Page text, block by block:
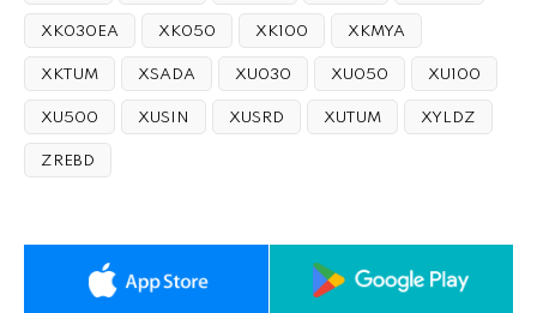
XK030EA XK050 XK100 XKMYA
XKTUM XSADA XU030 XU050 XU100
XU500 XUSIN XUSRD XUTUM XYLDZ
ZREBD